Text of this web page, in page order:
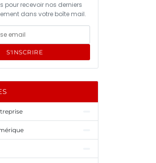
pour recevoir nos derniers
dans votre boîte mail.
S'INSCRIRE